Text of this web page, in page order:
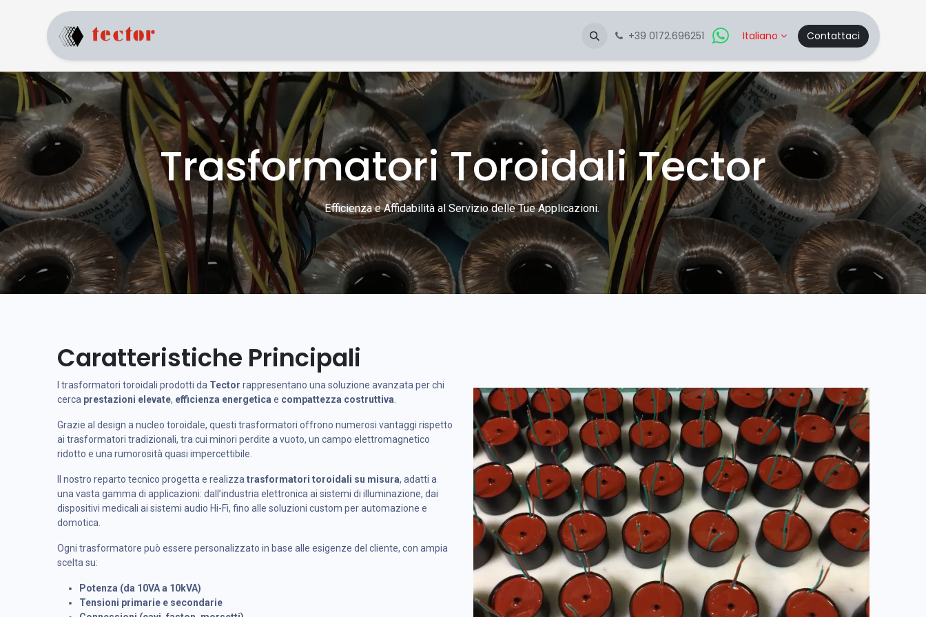
Downloads +39 0172.696251 Italiano Contattaci
Trasformatori Toroidali Tector
Efficienza e Affidabilità al Servizio delle Tue Applicazioni.
Caratteristiche Principali
I trasformatori toroidali prodotti da Tector rappresentano una soluzione avanzata per chi
cerca prestazioni elevate, efficienza energetica e compattezza costruttiva
Grazie al design a nucleo toroidale, questi trasformatori offrono numerosi vantaggi rispetto
ai trasformatori tradizionali, tra cui minori perdite a vuoto, un campo elettromagnetico
ridotto e una rumorosità quasi impercettibile.
Il nostro reparto tecnico progetta e realizza trasformatori toroidali su misura, adatti a
una vasta gamma di applicazioni: dall’industria elettronica ai sistemi di illuminazione, dai
dispositivi medicali ai sistemi audio Hi-Fi, fino alle soluzioni custom per automazione e
domotica.
Ogni trasformatore può essere personalizzato in base alle esigenze del cliente, con ampia
scelta su:
Potenza (da 10VA a 10kVA)
Tensioni primarie e secondarie